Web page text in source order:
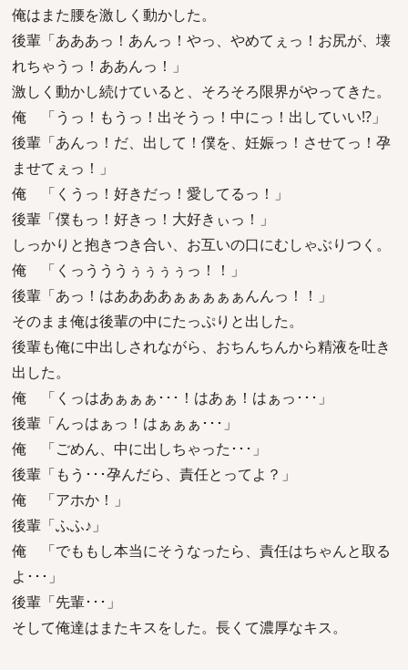
俺はまた腰を激しく動かした。
後輩「あああっ！あんっ！やっ、やめてぇっ！お尻が、壊
れちゃうっ！ああんっ！」
激しく動かし続けていると、そろそろ限界がやってきた。
俺 「うっ！もうっ！出そうっ！中にっ！出していい!?」
後輩「あんっ！だ、出して！僕を、妊娠っ！させてっ！孕
ませてぇっ！」
俺 「くうっ！好きだっ！愛してるっ！」
後輩「僕もっ！好きっ！大好きぃっ！」
しっかりと抱きつき合い、お互いの口にむしゃぶりつく。
俺 「くっうううぅぅぅぅっ！！」
後輩「あっ！はああああぁぁぁぁぁんんっ！！」
そのまま俺は後輩の中にたっぷりと出した。
後輩も俺に中出しされながら、おちんちんから精液を吐き
出した。
俺 「くっはあぁぁぁ･･･！はあぁ！はぁっ･･･」
後輩「んっはぁっ！はぁぁぁ･･･」
俺 「ごめん、中に出しちゃった･･･」
後輩「もう･･･孕んだら、責任とってよ？」
俺 「アホか！」
後輩「ふふ♪」
俺 「でももし本当にそうなったら、責任はちゃんと取る
よ･･･」
後輩「先輩･･･」
そして俺達はまたキスをした。長くて濃厚なキス。